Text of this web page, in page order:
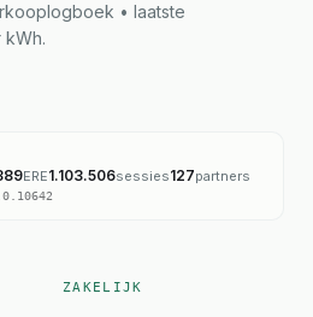
• laatste
ERE1.103.506sessies127partners
ZAKELIJK